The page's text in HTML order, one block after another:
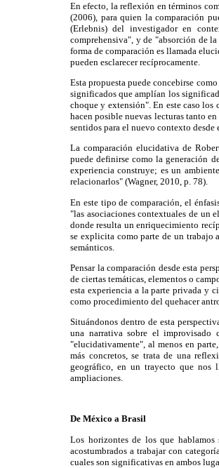
En efecto, la reflexión en términos
(2006), para quien la comparación
(Erlebnis) del investigador en
comprehensiva", y de "absorción de
forma de comparación es llamada
pueden esclarecer recíprocamente.
Esta propuesta puede concebirse
significados que amplían los
choque y extensión". En este caso
hacen posible nuevas lecturas tanto
sentidos para el nuevo contexto
La comparación elucidativa de
puede definirse como la generación
experiencia construye; es un
relacionarlos" (Wagner, 2010, p. 78).
En este tipo de comparación, el
"las asociaciones contextuales de un
donde resulta un enriquecimiento
se explicita como parte de un trabajo
semánticos.
Pensar la comparación desde esta
de ciertas temáticas, elementos o
esta experiencia a la parte privada y
como procedimiento del quehacer
Situándonos dentro de esta
una narrativa sobre el
"elucidativamente", al menos en
más concretos, se trata de una
geográfico, en un trayecto que
ampliaciones.
De México a Brasil
Los horizontes de los que
acostumbrados a trabajar con
cuales son significativas en ambos